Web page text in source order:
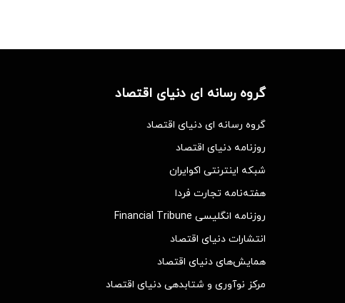
گروه رسانه ای دنیای اقتصاد
گروه رسانه ای دنیای اقتصاد
روزنامه دنیای اقتصاد
شبکه اینترنتی اکوایران
هفته‌نامه تجارت فردا
روزنامه انگلیسی Financial Tribune
انتشارات دنیای اقتصاد
همایش‌های دنیای اقتصاد
مرکز نوآوری و شتابدهی دنیای اقتصاد